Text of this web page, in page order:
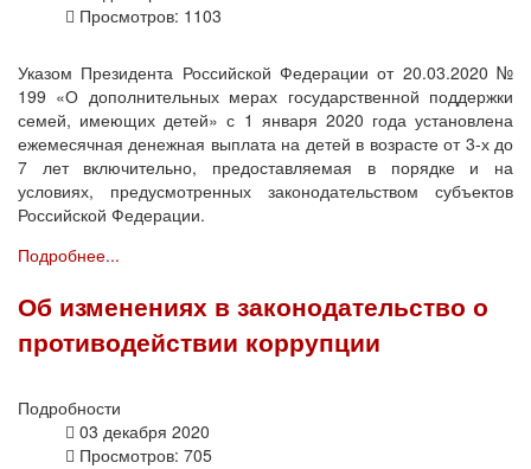
Просмотров: 1103
Указом Президента Российской Федерации от 20.03.2020 №
199 «О дополнительных мерах государственной поддержки
семей, имеющих детей» с 1 января 2020 года установлена
ежемесячная денежная выплата на детей в возрасте от 3-х до
7 лет включительно, предоставляемая в порядке и на
условиях, предусмотренных законодательством субъектов
Российской Федерации.
Подробнее...
Об изменениях в законодательство о
противодействии коррупции
Подробности
03 декабря 2020
Просмотров: 705